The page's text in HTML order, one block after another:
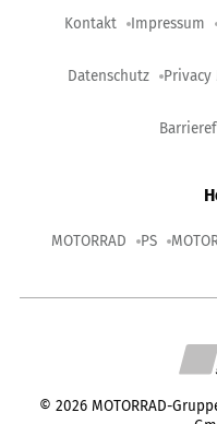
Kontakt Impressum
Datenschutz Privacy
MOTORRAD PS
© 2026 MOTORRAD-